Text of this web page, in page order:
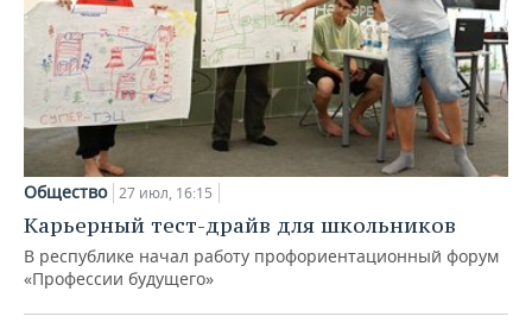
Общество 27 июл, 16:15
Карьерный тест-драйв для школьников
В республике начал работу профориентационный форум
«Профессии будущего»